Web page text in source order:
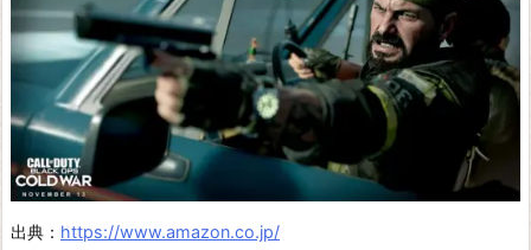
出典： https://www.amazon.co.jp/